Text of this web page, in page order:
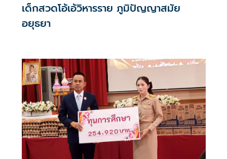
เด็กสวดโอ้เอ้วิหารราย ภูมิปัญญาสมัย
อยุธยา